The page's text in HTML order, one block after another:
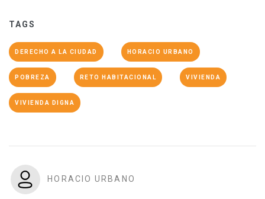
TAGS
DERECHO A LA CIUDAD HORACIO URBANO
POBREZA RETO HABITACIONAL VIVIENDA
VIVIENDA DIGNA
HORACIO URBANO